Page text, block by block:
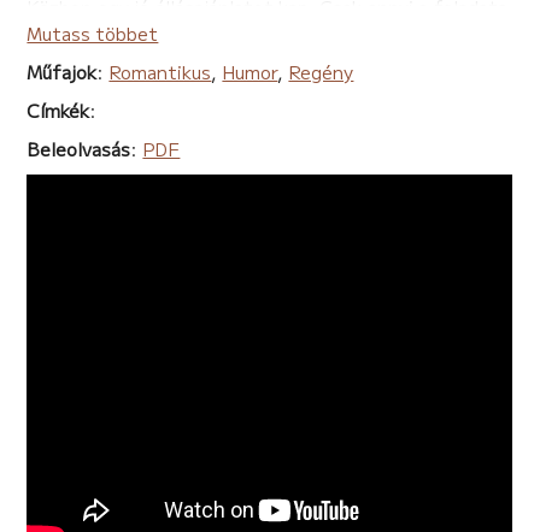
hogy eljátssza egy híresség barátnőjét. és vele tartson
az összes rendezvényre. Túl későn tudja meg, hogy ez a
bizonyos híresség James Hunter.
Mutass többet
Műfajok: Romantikus, Humor, Regény
Címkék:
Beleolvasás: PDF